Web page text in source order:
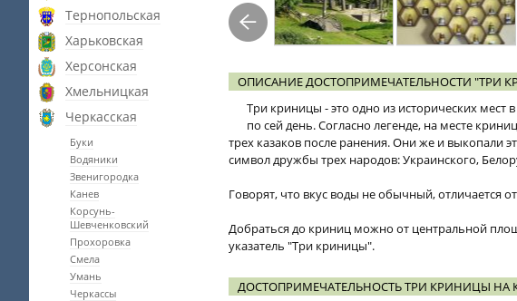
Тернопольская
Харьковская
Херсонская
Хмельницкая
Черкасская
Буки
Водяники
Звенигородка
Канев
Корсунь-
Шевченковский
Прохоровка
Смела
Умань
Черкассы
ОПИСАНИЕ ДОСТОПРИМЕЧАТЕЛЬНОСТИ "ТРИ
Три криницы - это одно из исторических мест
по сей день. Согласно легенде, на месте
трех казаков после ранения. Они же и выкопали
символ дружбы трех народов: Украинского,
Говорят, что вкус воды не обычный, отличается
Добраться до криниц можно от центральной
указатель "Три криницы".
ДОСТОПРИМЕЧАТЕЛЬНОСТЬ ТРИ КРИНИЦЫ НА